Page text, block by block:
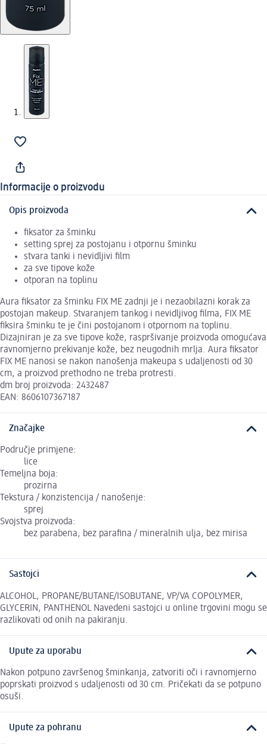
Informacije o proizvodu
Opis proizvoda
fiksator za šminku
setting sprej za postojanu i otpornu šminku
stvara tanki i nevidljivi film
za sve tipove kože
otporan na toplinu
Aura fiksator za šminku FIX ME zadnji je i nezaobilazni korak za
postojan makeup. Stvaranjem tankog i nevidljivog filma, FIX ME
fiksira šminku te je čini postojanom i otpornom na toplinu.
Dizajniran je za sve tipove kože, raspršivanje proizvoda omogućava
ravnomjerno prekivanje kože, bez neugodnih mrlja. Aura fiksator
FIX ME nanosi se nakon nanošenja makeupa s udaljenosti od 30
cm, a proizvod prethodno ne treba protresti.
dm broj proizvoda: 2432487
EAN: 8606107367187
Značajke
Područje primjene:
lice
Temeljna boja:
prozirna
Tekstura / konzistencija / nanošenje:
sprej
Svojstva proizvoda:
bez parabena, bez parafina / mineralnih ulja, bez mirisa
Sastojci
ALCOHOL, PROPANE/BUTANE/ISOBUTANE, VP/VA COPOLYMER,
GLYCERIN, PANTHENOL Navedeni sastojci u online trgovini mogu se
razlikovati od onih na pakiranju.
Upute za uporabu
Nakon potpuno završenog šminkanja, zatvoriti oči i ravnomjerno
poprskati proizvod s udaljenosti od 30 cm. Pričekati da se potpuno
osuši.
Upute za pohranu